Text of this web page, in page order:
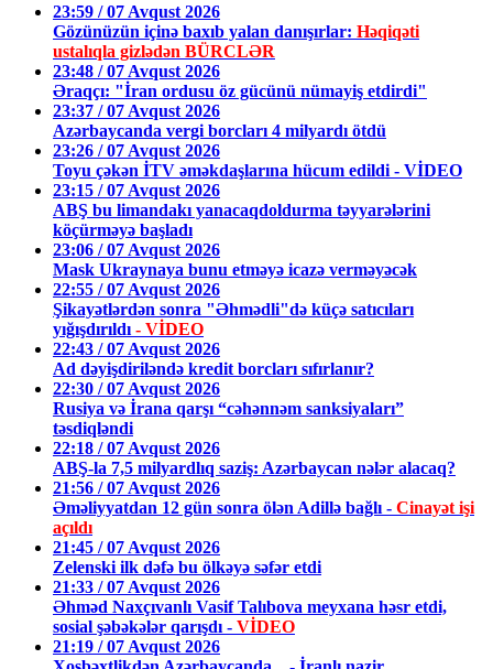
23:59 / 07 Avqust 2026
Gözünüzün içinə baxıb yalan danışırlar: Həqiqəti
ustalıqla gizlədən BÜRCLƏR
23:48 / 07 Avqust 2026
Əraqçı: "İran ordusu öz gücünü nümayiş etdirdi"
23:37 / 07 Avqust 2026
Azərbaycanda vergi borcları 4 milyardı ötdü
23:26 / 07 Avqust 2026
Toyu çəkən İTV əməkdaşlarına hücum edildi - VİDEO
23:15 / 07 Avqust 2026
ABŞ bu limandakı yanacaqdoldurma təyyarələrini
köçürməyə başladı
23:06 / 07 Avqust 2026
Mask Ukraynaya bunu etməyə icazə verməyəcək
22:55 / 07 Avqust 2026
Şikayətlərdən sonra "Əhmədli"də küçə satıcıları
yığışdırıldı - VİDEO
22:43 / 07 Avqust 2026
Ad dəyişdiriləndə kredit borcları sıfırlanır?
22:30 / 07 Avqust 2026
Rusiya və İrana qarşı “cəhənnəm sanksiyaları”
təsdiqləndi
22:18 / 07 Avqust 2026
ABŞ-la 7,5 milyardlıq saziş: Azərbaycan nələr alacaq?
21:56 / 07 Avqust 2026
Əməliyyatdan 12 gün sonra ölən Adillə bağlı - Cinayət işi
açıldı
21:45 / 07 Avqust 2026
Zelenski ilk dəfə bu ölkəyə səfər etdi
21:33 / 07 Avqust 2026
Əhməd Naxçıvanlı Vasif Talıbova meyxana həsr etdi,
sosial şəbəkələr qarışdı - VİDEO
21:19 / 07 Avqust 2026